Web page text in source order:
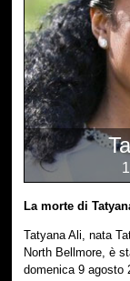
La morte di
Tatyana Ali, nata
North Bellmore, è
domenica 9 agosto